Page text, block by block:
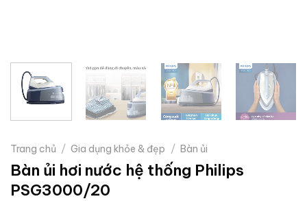
Trang chủ / Gia dụng khỏe & đẹp / Bàn ủi
Bàn ủi hơi nước hệ thống Philips
PSG3000/20